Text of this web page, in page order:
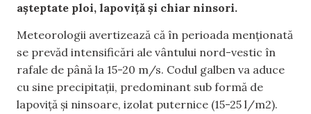
așteptate ploi, lapoviță și chiar ninsori.
Meteorologii avertizează că în perioada menționată
se prevăd intensificări ale vântului nord-vestic în
rafale de până la 15-20 m/s. Codul galben va aduce
cu sine precipitații, predominant sub formă de
lapoviță și ninsoare, izolat puternice (15-25 l/m2).